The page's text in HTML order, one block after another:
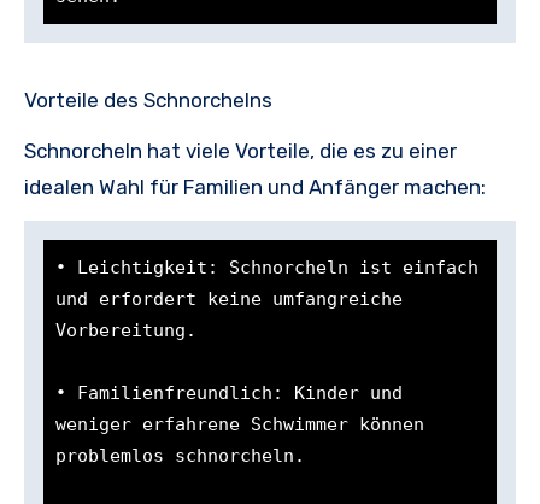
Vorteile des Schnorchelns
Schnorcheln hat viele Vorteile, die es zu einer
idealen Wahl für Familien und Anfänger machen:
• Leichtigkeit: Schnorcheln ist einfach
und erfordert keine umfangreiche
Vorbereitung.
• Familienfreundlich: Kinder und
weniger erfahrene Schwimmer können
problemlos schnorcheln.